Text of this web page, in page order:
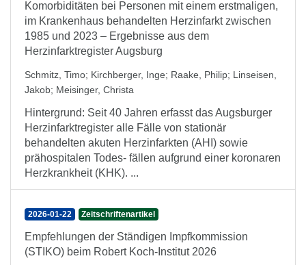
Komorbiditäten bei Personen mit einem erstmaligen,
im Krankenhaus behandelten Herzinfarkt zwischen
1985 und 2023 – Ergebnisse aus dem
Herzinfarktregister Augsburg
Schmitz, Timo; Kirchberger, Inge; Raake, Philip; Linseisen,
Jakob; Meisinger, Christa
Hintergrund: Seit 40 Jahren erfasst das Augsburger
Herzinfarktregister alle Fälle von stationär
behandelten akuten Herzinfarkten (AHI) sowie
prähospitalen Todes- fällen aufgrund einer koronaren
Herzkrankheit (KHK). ...
2026-01-22 Zeitschriftenartikel
Empfehlungen der Ständigen Impfkommission
(STIKO) beim Robert Koch-Institut 2026